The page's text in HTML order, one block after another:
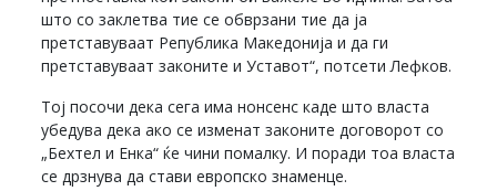
што со заклетва тие се обврзани тие да ја
претставуваат Република Македонија и да ги
претставуваат законите и Уставот“, потсети Лефков.
Тој посочи дека сега има нонсенс каде што власта
убедува дека ако се изменат законите договорот со
„Бехтел и Енка“ ќе чини помалку. И поради тоа власта
се дрзнува да стави европско знаменце.